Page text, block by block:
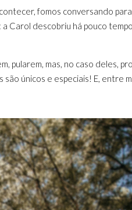
fomos conversando
Carol descobriu há pouco
pularem, mas, no caso deles,
únicos e especiais! E, entre